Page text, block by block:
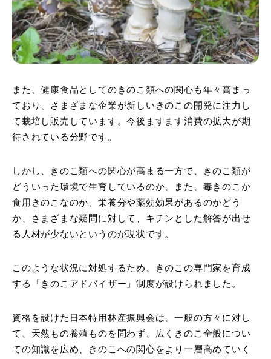
また、健康食品としてのきのこ類への関心も年々高まっ
ており、さまざまな企業が新しいきのこの開発に注力し
て栽培し販売しています。今後ますます消費の拡大が期
待されている分野です。
しかし、きのこ類への関心が高まる一方で、きのこ類が
どういった環境で生育しているのか、また、毒きのこか
食用きのこなのか、栄養分や薬効効果があるのかどう
か、さまざまな疑問に対して、キチンとした解答が出せ
る人材が少ないというのが現状です。
このような状況に対処するため、きのこの専門家を育成
する「きのこアドバイザー」制度が設けられました。
資格を設けた日本特用林産振興会は、一般の方々に対し
て、天然もの養殖ものを問わず、広くきのこ全般につい
ての知識を広め、きのこへの関心をより一層高めていく